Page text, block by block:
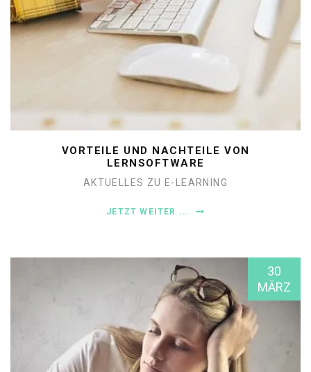
VORTEILE UND NACHTEILE VON
LERNSOFTWARE
AKTUELLES ZU E-LEARNING
JETZT WEITER ...
30
MÄRZ